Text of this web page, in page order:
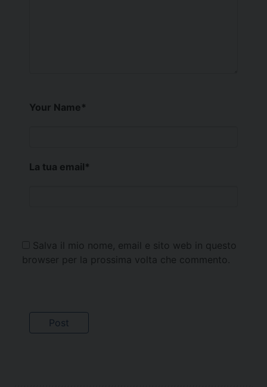
Your Name*
La tua email*
Salva il mio nome, email e sito web in questo
browser per la prossima volta che commento.